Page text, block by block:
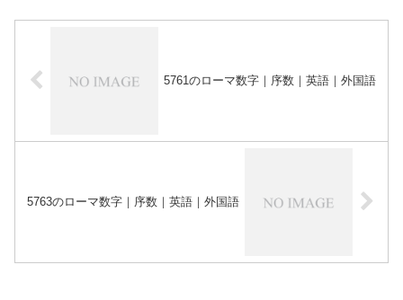
5761のローマ数字｜序数｜英語｜外国語
5763のローマ数字｜序数｜英語｜外国語